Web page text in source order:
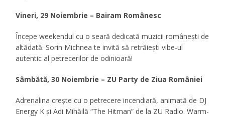
Vineri, 29 Noiembrie – Bairam Românesc
Începe weekendul cu o seară dedicată muzicii românești de
altădată. Sorin Michnea te invită să retrăiești vibe-ul
autentic al petrecerilor de odinioară!
Sâmbătă, 30 Noiembrie – ZU Party de Ziua României
Adrenalina crește cu o petrecere incendiară, animată de DJ
Energy K și Adi Mihăilă “The Hitman” de la ZU Radio. Warm-